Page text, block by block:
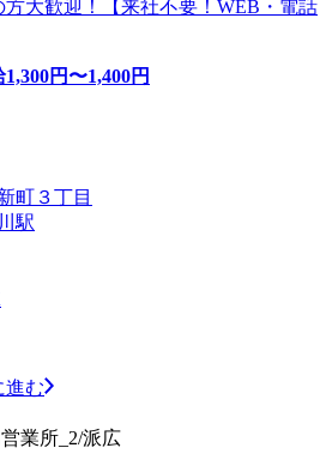
方大歓迎！【来社不要！WEB・電話
1,300円〜1,400円
町３丁目
駅
進む
業所_2/派広